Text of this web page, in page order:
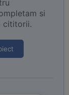
si
cititorii.